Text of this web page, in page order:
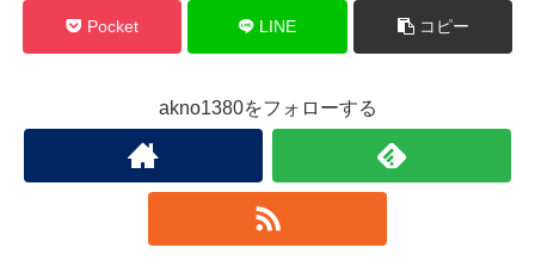
Pocket LINE コピー
akno1380をフォローする